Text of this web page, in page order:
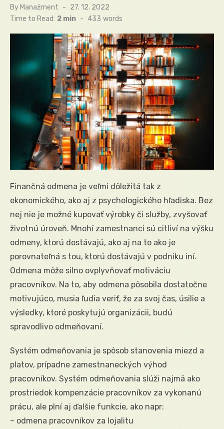
By Manažment
Posted
on
27. 12. 2022
Time to Read: 2 min - 433 words
Finančná odmena je veľmi dôležitá tak z
ekonomického, ako aj z psychologického hľadiska. Bez
nej nie je možné kupovať výrobky či služby, zvyšovať
životnú úroveň. Mnohí zamestnanci sú citliví na výšku
odmeny, ktorú dostávajú, ako aj na to ako je
porovnateľná s tou, ktorú dostávajú v podniku iní.
Odmena môže silno ovplyvňovať motiváciu
pracovníkov. Na to, aby odmena pôsobila dostatočne
motivujúco, musia ľudia veriť, že za svoj čas, úsilie a
výsledky, ktoré poskytujú organizácii, budú
spravodlivo odmeňovaní.
Systém odmeňovania je spôsob stanovenia miezd a
platov, prípadne zamestnaneckých výhod
pracovníkov. Systém odmeňovania slúži najmä ako
prostriedok kompenzácie pracovníkov za vykonanú
prácu, ale plní aj ďalšie funkcie, ako napr:
– odmena pracovníkov za lojalitu